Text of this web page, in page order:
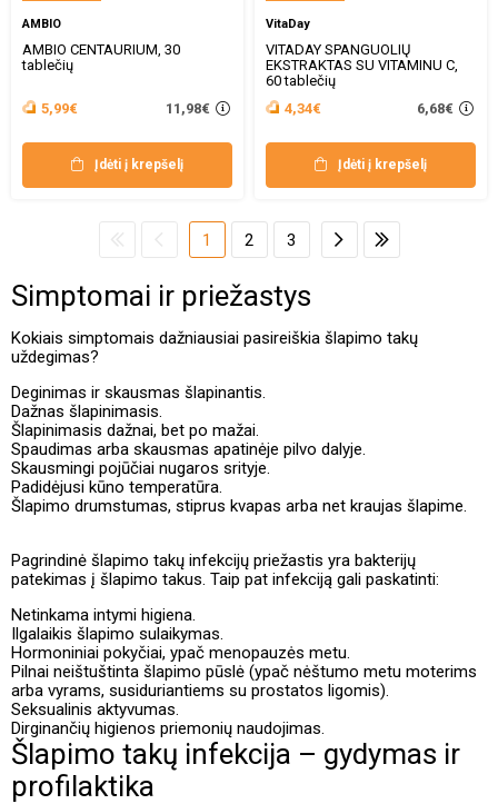
AMBIO
AMBIO CENTAURIUM, 30
tablečių
5,99€ 11,98€
Įdėti į krepšelį
VitaDay
VITADAY SPANGUOLIŲ
EKSTRAKTAS SU VITAMINU C,
60 tablečių
4,34€
6,68€
Įdėti į krepšelį
1 2 3
Simptomai ir priežastys
Kokiais simptomais dažniausiai pasireiškia šlapimo takų
uždegimas?
Deginimas ir skausmas šlapinantis.
Dažnas šlapinimasis.
Šlapinimasis dažnai, bet po mažai.
Spaudimas arba skausmas apatinėje pilvo dalyje.
Skausmingi pojūčiai nugaros srityje.
Padidėjusi kūno temperatūra.
Šlapimo drumstumas, stiprus kvapas arba net kraujas šlapime.
Pagrindinė šlapimo takų infekcijų priežastis yra bakterijų
patekimas į šlapimo takus. Taip pat infekciją gali paskatinti:
Netinkama intymi higiena.
Ilgalaikis šlapimo sulaikymas.
Hormoniniai pokyčiai, ypač menopauzės metu.
Pilnai neištuštinta šlapimo pūslė (ypač nėštumo metu moterims
arba vyrams, susiduriantiems su prostatos ligomis).
Seksualinis aktyvumas.
Dirginančių higienos priemonių naudojimas.
Šlapimo takų infekcija – gydymas ir
profilaktika